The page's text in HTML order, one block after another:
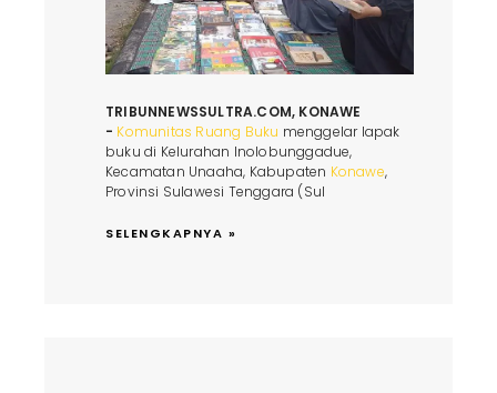
TRIBUNNEWSSULTRA.COM, KONAWE
- Komunitas Ruang Buku menggelar lapak
buku di Kelurahan Inolobunggadue,
Kecamatan Unaaha, Kabupaten Konawe,
Provinsi Sulawesi Tenggara (Sul
SELENGKAPNYA »